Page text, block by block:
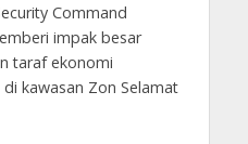
Command
impak besar
taraf ekonomi
kawasan Zon Selamat